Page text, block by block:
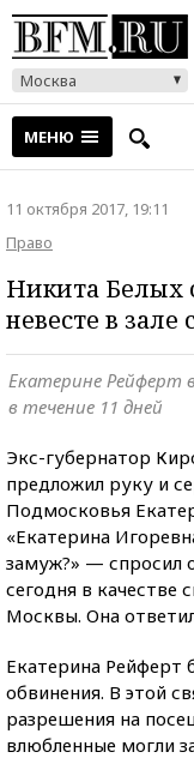
Москва
МЕНЮ
11 октября 2017, 19:11
Право
Никита Белых
невесте в зале
Екатерине Рейферт
в течение 11 дней
Экс-губернатор
предложил руку и
Подмосковья
«Екатерина
замуж?» — спросил
сегодня в качестве
Москвы. Она
Екатерина Рейферт
обвинения. В этой
разрешения на
влюбленные могли